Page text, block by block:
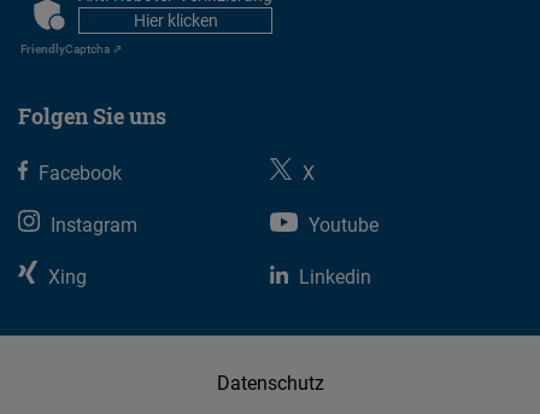
anzuzeigen.
CAPTCHA Hier klicken
FriendlyCaptcha ⇗
Folgen Sie uns
Facebook
X
Instagram
Youtube
Xing
Linkedin
Datenschutz